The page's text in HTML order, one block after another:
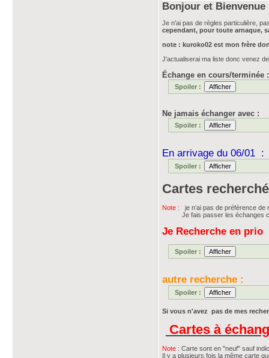
Bonjour et
Je n'ai pas de règles particulière,
cependant, pour toute arnaque,
note : kuroko02 est mon frère
J'actualiserai ma liste donc venez
Échange en cours/terminée :
Spoiler :
Ne jamais échanger avec :
Spoiler :
En arrivage du 06/01 :
Spoiler :
Cartes
Note :
je n’ai pas de préférence
Je fais passer les échanges
Je Recherche en prio
Spoiler :
autre recherche :
Spoiler :
Si vous n'avez pas de mes
Cartes à
Note : Carte sont en "neuf" sauf
Il y a plusieurs fois la même carte